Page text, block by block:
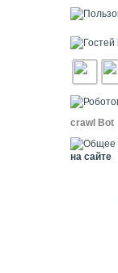
crawl Bot
на сайте